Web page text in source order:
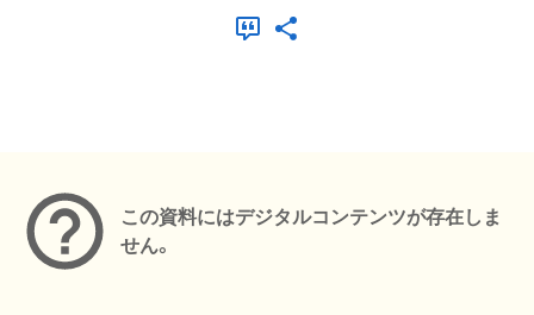
この資料にはデジタルコンテンツが存在しま
せん。